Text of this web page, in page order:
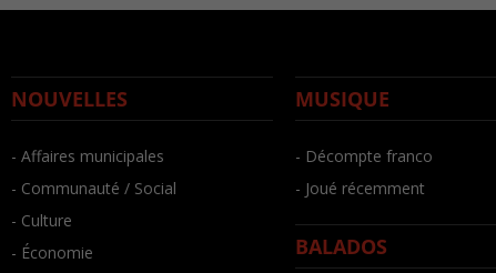
NOUVELLES
- Affaires municipales
- Communauté / Social
- Culture
- Économie
MUSIQUE
- Décompte franco
- Joué récemment
BALADOS